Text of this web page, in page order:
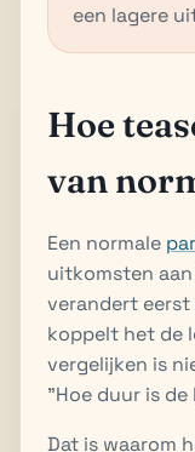
een lagere
Hoe
van
Een normale
uitkomsten
verandert eerst
koppelt het de
vergelijken is
"Hoe duur is
Dat is waarom